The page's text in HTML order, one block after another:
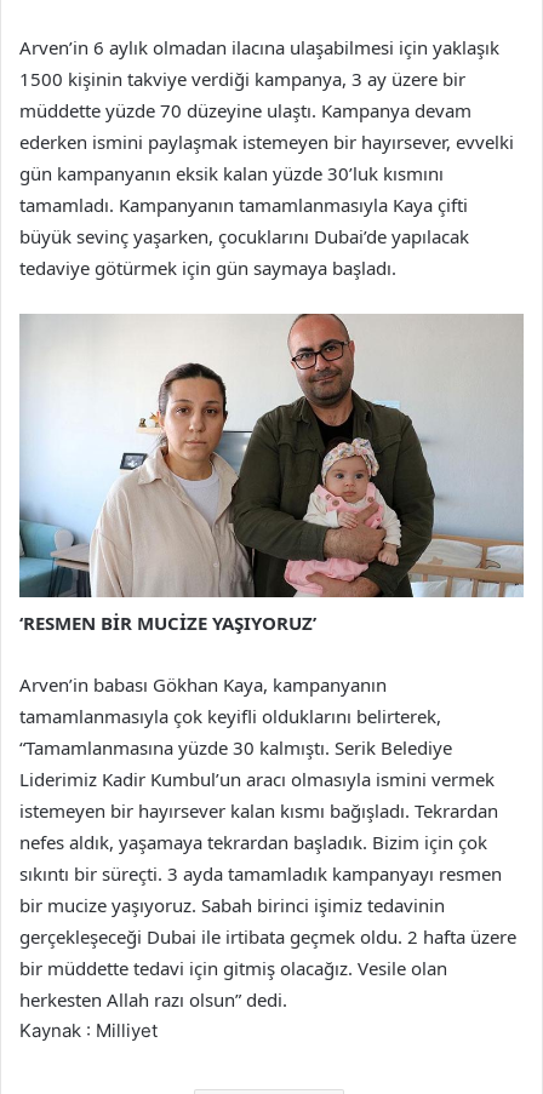
Arven’in 6 aylık olmadan ilacına ulaşabilmesi için yaklaşık
1500 kişinin takviye verdiği kampanya, 3 ay üzere bir
müddette yüzde 70 düzeyine ulaştı. Kampanya devam
ederken ismini paylaşmak istemeyen bir hayırsever, evvelki
gün kampanyanın eksik kalan yüzde 30’luk kısmını
tamamladı. Kampanyanın tamamlanmasıyla Kaya çifti
büyük sevinç yaşarken, çocuklarını Dubai’de yapılacak
tedaviye götürmek için gün saymaya başladı.
‘RESMEN BİR MUCİZE YAŞIYORUZ’
Arven’in babası Gökhan Kaya, kampanyanın
tamamlanmasıyla çok keyifli olduklarını belirterek,
“Tamamlanmasına yüzde 30 kalmıştı. Serik Belediye
Liderimiz Kadir Kumbul’un aracı olmasıyla ismini vermek
istemeyen bir hayırsever kalan kısmı bağışladı. Tekrardan
nefes aldık, yaşamaya tekrardan başladık. Bizim için çok
sıkıntı bir süreçti. 3 ayda tamamladık kampanyayı resmen
bir mucize yaşıyoruz. Sabah birinci işimiz tedavinin
gerçekleşeceği Dubai ile irtibata geçmek oldu. 2 hafta üzere
bir müddette tedavi için gitmiş olacağız. Vesile olan
herkesten Allah razı olsun” dedi.
Kaynak : Milliyet